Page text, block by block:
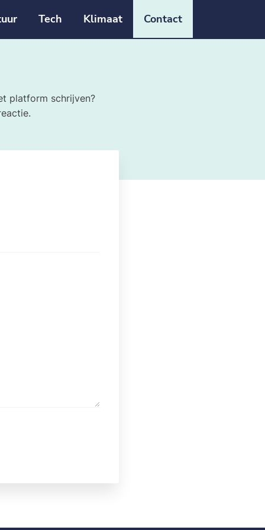
Tech Klimaat Contact
platform schrijven?